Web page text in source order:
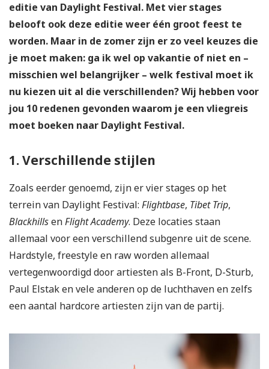
editie van Daylight Festival. Met vier stages
belooft ook deze editie weer één groot feest te
worden. Maar in de zomer zijn er zo veel keuzes die
je moet maken: ga ik wel op vakantie of niet en –
misschien wel belangrijker – welk festival moet ik
nu kiezen uit al die verschillenden? Wij hebben voor
jou 10 redenen gevonden waarom je een vliegreis
moet boeken naar Daylight Festival.
1. Verschillende stijlen
Zoals eerder genoemd, zijn er vier stages op het
terrein van Daylight Festival: Flightbase, Tibet Trip,
BlackhillsenFlight Academy. Deze locaties staan
allemaal voor een verschillend subgenre uit de scene.
Hardstyle, freestyle en raw worden allemaal
vertegenwoordigd door artiesten als B-Front, D-Sturb,
Paul Elstak en vele anderen op de luchthaven en zelfs
een aantal hardcore artiesten zijn van de partij.